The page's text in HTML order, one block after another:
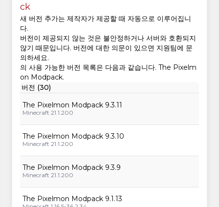
ck
새 버전 추가는 제작자가 제공할 때 자동으로 이루어집니
다.
버전이 제공되지 않는 것은 불안정하거나 서버와 호환되지
않기 때문입니다. 버전에 대한 의문이 있으면 지원팀에 문
의하세요.
의 사용 가능한 버전 목록은 다음과 같습니다. The Pixelm
on Modpack.
버전 (30)
The Pixelmon Modpack 9.3.11
Minecraft 21.1.200
The Pixelmon Modpack 9.3.10
Minecraft 21.1.200
The Pixelmon Modpack 9.3.9
Minecraft 21.1.200
The Pixelmon Modpack 9.1.13